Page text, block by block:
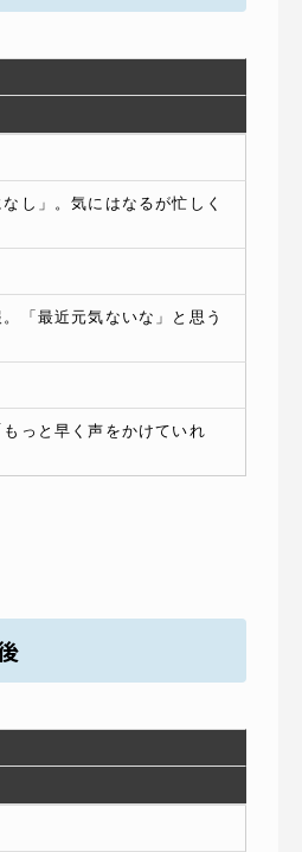
し」。気にはなるが忙しく
「最近元気ないな」と思う
っと早く声をかけていれ